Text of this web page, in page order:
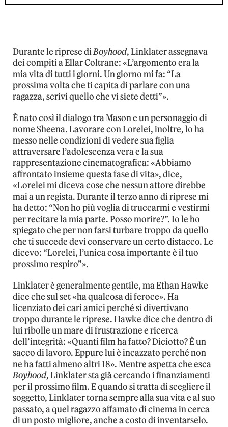
Durante le riprese diBoyhood, Linklater assegnava
dei compiti a Ellar Coltrane: «L’argomento era la
mia vita di tutti i giorni. Un giorno mi fa: “La
prossima volta che ti capita di parlare con una
ragazza, scrivi quello che vi siete detti”».
È nato così il dialogo tra Mason e un personaggio di
nome Sheena. Lavorare con Lorelei, inoltre, lo ha
messo nelle condizioni di vedere sua figlia
attraversare l’adolescenza vera e la sua
rappresentazione cinematografica: «Abbiamo
affrontato insieme questa fase di vita», dice,
«Lorelei mi diceva cose che nessun attore direbbe
mai a un regista. Durante il terzo anno di riprese mi
ha detto: “Non ho più voglia di truccarmi e vestirmi
per recitare la mia parte. Posso morire?”. Io le ho
spiegato che per non farsi turbare troppo da quello
che ti succede devi conservare un certo distacco. Le
dicevo: “Lorelei, l’unica cosa importante è il tuo
prossimo respiro”».
Linklater è generalmente gentile, ma Ethan Hawke
dice che sul set «ha qualcosa di feroce». Ha
licenziato dei cari amici perché si divertivano
troppo durante le riprese. Hawke dice che dentro di
lui ribolle un mare di frustrazione e ricerca
dell’integrità: «Quanti film ha fatto? Diciotto? È un
sacco di lavoro. Eppure lui è incazzato perché non
ne ha fatti almeno altri 18». Mentre aspetta che esca
Boyhood, Linklater sta già cercando i finanziamenti
per il prossimo film. E quando si tratta di scegliere il
soggetto, Linklater torna sempre alla sua vita e al suo
passato, a quel ragazzo affamato di cinema in cerca
di un posto migliore, anche a costo di inventarselo.